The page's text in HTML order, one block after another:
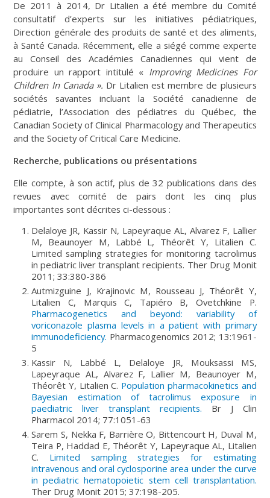
De 2011 à 2014, Dr Litalien a été membre du Comité
consultatif d’experts sur les initiatives pédiatriques,
Direction générale des produits de santé et des aliments,
à Santé Canada. Récemment, elle a siégé comme experte
au Conseil des Académies Canadiennes qui vient de
produire un rapport intitulé « Improving Medicines For
Children In Canada ». Dr Litalien est membre de plusieurs
sociétés savantes incluant la Société canadienne de
pédiatrie, l’Association des pédiatres du Québec, the
Canadian Society of Clinical Pharmacology and Therapeutics
and the Society of Critical Care Medicine.
Recherche, publications ou présentations
Elle compte, à son actif, plus de 32 publications dans des
revues avec comité de pairs dont les cinq plus
importantes sont décrites ci-dessous :
Delaloye JR, Kassir N, Lapeyraque AL, Alvarez F, Lallier
M, Beaunoyer M, Labbé L, Théorêt Y, Litalien C.
Limited sampling strategies for monitoring tacrolimus
in pediatric liver transplant recipients. Ther Drug Monit
2011; 33:380-386
Autmizguine J, Krajinovic M, Rousseau J, Théorêt Y,
Litalien C, Marquis C, Tapiéro B, Ovetchkine P.
Pharmacogenetics and beyond: variability of
voriconazole plasma levels in a patient with primary
immunodeficiency. Pharmacogenomics 2012; 13:1961-
5
Kassir N, Labbé L, Delaloye JR, Mouksassi MS,
Lapeyraque AL, Alvarez F, Lallier M, Beaunoyer M,
Théorêt Y, Litalien C. Population pharmacokinetics and
Bayesian estimation of tacrolimus exposure in
paediatric liver transplant recipients. Br J Clin
Pharmacol 2014; 77:1051-63
Sarem S, Nekka F, Barrière O, Bittencourt H, Duval M,
Teira P, Haddad E, Théorêt Y, Lapeyraque AL, Litalien
C. Limited sampling strategies for estimating
intravenous and oral cyclosporine area under the curve
in pediatric hematopoietic stem cell transplantation.
Ther Drug Monit 2015; 37:198-205.